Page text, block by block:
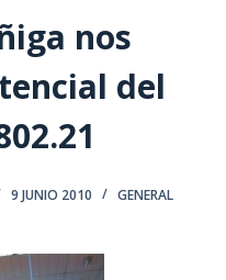
nos
del
9 JUNIO 2010 GENERAL